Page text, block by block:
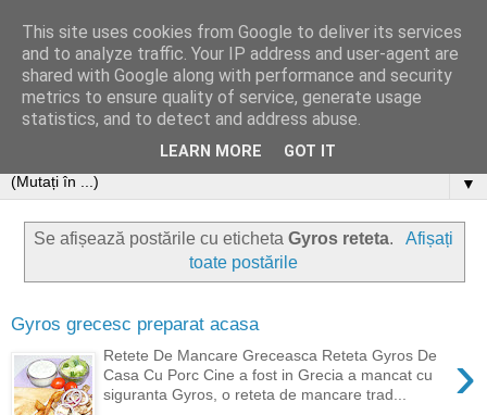
▼
Se afișează postările cu etichetaGyros reteta.
Afișați
toate postările
Gyros grecesc preparat acasa
›
Retete De Mancare Greceasca Reteta Gyros De
Casa Cu Porc Cine a fost in Grecia a mancat cu
siguranta Gyros, o reteta de mancare trad...
This site uses cookies from Google to deliver its services
and to analyze traffic. Your IP address and user-agent are
shared with Google along with performance and security
metrics to ensure quality of service, generate usage
statistics, and to detect and address abuse.
LEARN MORE GOT IT